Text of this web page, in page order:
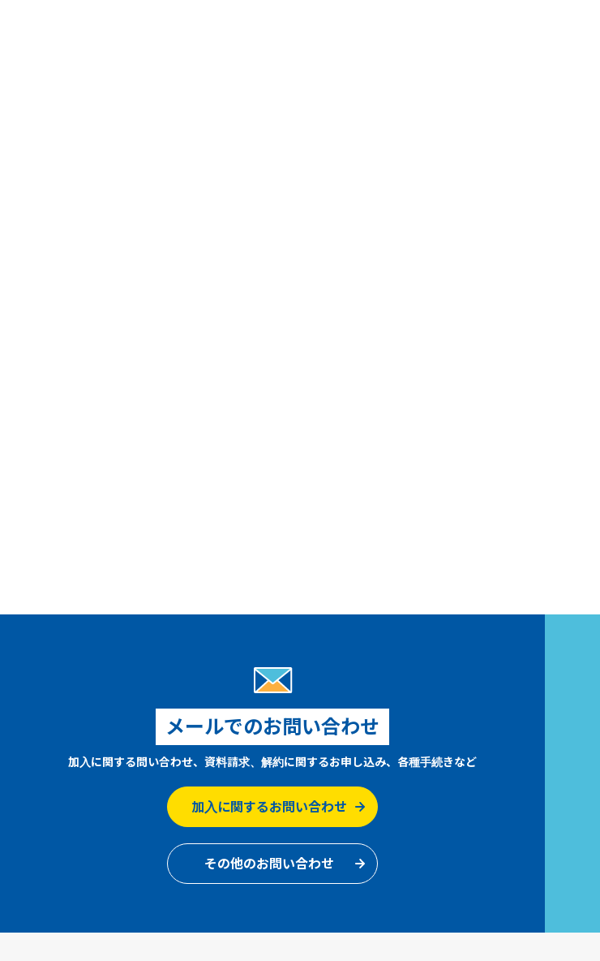
メールでのお問い合わせ
加入に関する問い合わせ、資料請求、解約に関するお申し込み、各種手続きなど
加入に関するお問い合わせ
その他のお問い合わせ